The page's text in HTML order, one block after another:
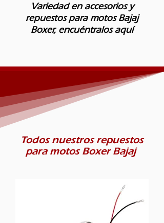
Variedad en accesorios y
repuestos para motos Bajaj
Boxer, encuéntralos aquí
Todos nuestros repuestos
para motos Boxer Bajaj